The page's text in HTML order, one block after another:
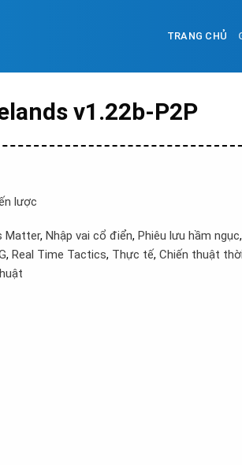
TRANG CHỦ
v1.22b-P2P
lược
Matter, Nhập vai cổ điển, Phiêu lưu hầm ngục,
, Real Time Tactics, Thực tế, Chiến thuật